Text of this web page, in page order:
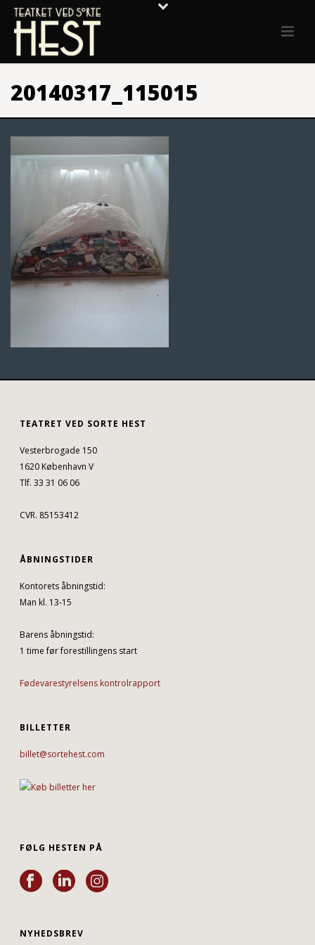
20140317_115015
TEATRET VED SORTE HEST
Vesterbrogade 150
1620 København V
Tlf. 33 31 06 06
CVR. 85153412
ÅBNINGSTIDER
Kontorets åbningstid:
Man kl. 13-15
Barens åbningstid:
1 time før forestillingens start
Fødevarestyrelsens kontrolrapport
BILLETTER
billet@sortehest.com
FØLG HESTEN PÅ
NYHEDSBREV